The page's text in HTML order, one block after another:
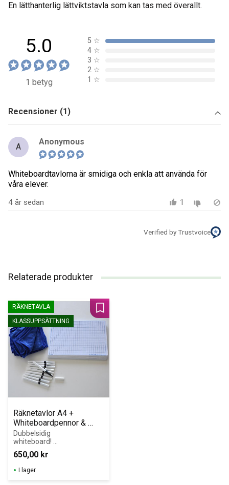
En lätthanterlig lättviktstavla som kan tas med överallt.
5.0
1 betyg
5 ☆
4 ☆
3 ☆
2 ☆
1 ☆
Recensioner (1)
A
Anonymous
Whiteboardtavlorna är smidiga och enkla att använda för
våra elever.
4 år sedan 1
Verified by Trustvoice
Relaterade produkter
Räknetavlor A4 +
Whiteboardpennor &
Mikrofiberdukar 30-pack
Dubbelsidig
whiteboard!
Robusta,
stadiga 1 mm
whiteboardskivo
r i plast med
650,00 kr
RÄKNETAVLA
KLASSUPPSÄTTNING
Lägg till i favoriter
I lager